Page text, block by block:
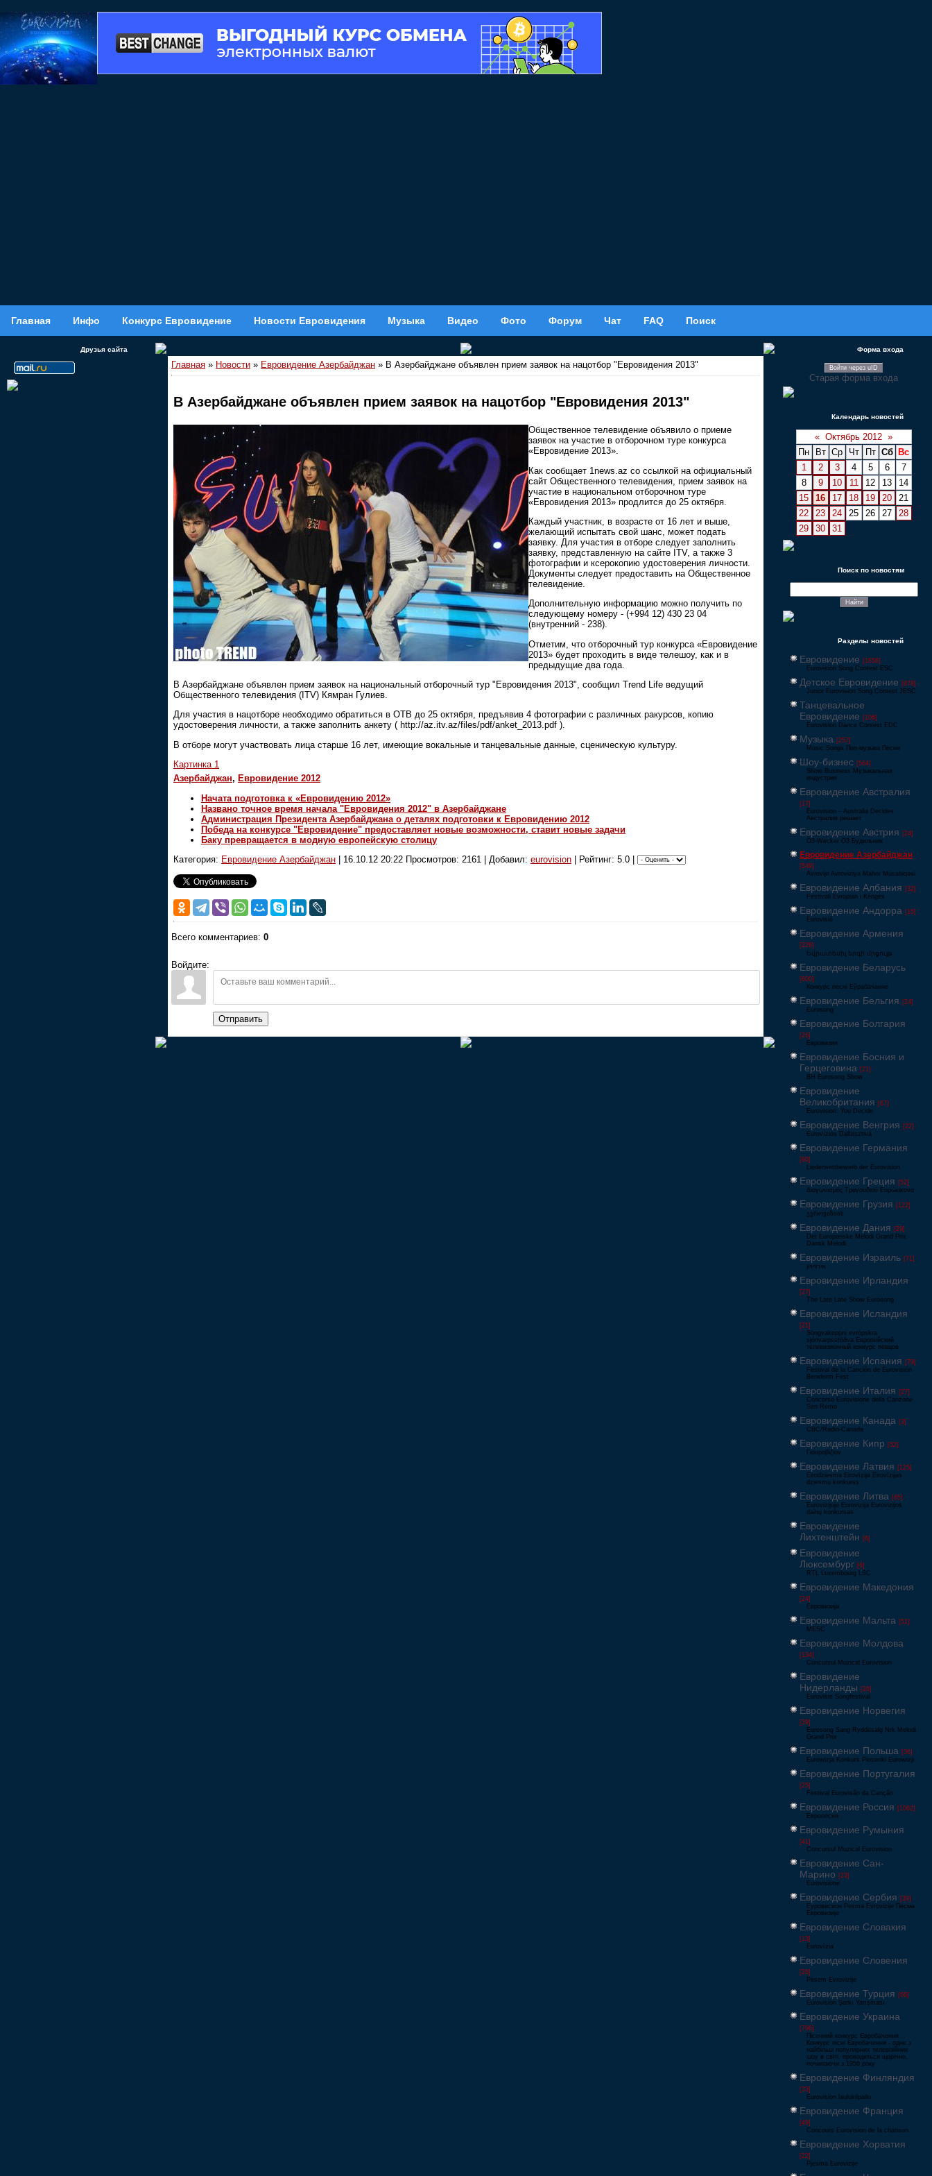
Главная Инфо Конкурс Евровидение Новости Евровидения Музыка Видео Фото Форум Чат FAQ Поиск
Друзья сайта
Главная » Новости » Евровидение Азербайджан » В Азербайджане объявлен прием заявок на нацотбор "Евровидения 2013"
В Азербайджане объявлен прием заявок на нацотбор "Евровидения 2013"
Общественное телевидение объявило о приеме
заявок на участие в отборочном туре конкурса
«Евровидение 2013».
Как сообщает 1news.az со ссылкой на официальный
сайт Общественного телевидения, прием заявок на
участие в национальном отборочном туре
«Евровидения 2013» продлится до 25 октября.
Каждый участник, в возрасте от 16 лет и выше,
желающий испытать свой шанс, может подать
заявку. Для участия в отборе следует заполнить
заявку, представленную на сайте ITV, а также 3
фотографии и ксерокопию удостоверения личности.
Документы следует предоставить на Общественное
телевидение.
Дополнительную информацию можно получить по
следующему номеру - (+994 12) 430 23 04
(внутренний - 238).
Отметим, что отборочный тур конкурса «Евровидение
2013» будет проходить в виде телешоу, как и в
предыдущие два года.
В Азербайджане объявлен прием заявок на национальный отборочный тур "Евровидения 2013", сообщил Trend Life ведущий
Общественного телевидения (ITV) Кямран Гулиев.
Для участия в нацотборе необходимо обратиться в ОТВ до 25 октября, предъявив 4 фотографии с различных ракурсов, копию
удостоверения личности, а также заполнить анкету ( http://az.itv.az/files/pdf/anket_2013.pdf ).
В отборе могут участвовать лица старше 16 лет, имеющие вокальные и танцевальные данные, сценическую культуру.
Картинка 1
Азербайджан, Евровидение 2012
Начата подготовка к «Евровидению 2012»
Названо точное время начала "Евровидения 2012" в Азербайджане
Администрация Президента Азербайджана о деталях подготовки к Евровидению 2012
Победа на конкурсе "Евровидение" предоставляет новые возможности, ставит новые задачи
Баку превращается в модную европейскую столицу
Категория: Евровидение Азербайджан 16.10.12 20:22 Просмотров: 2161 | Добавил: eurovision | Рейтинг: 5.0 |
Всего комментариев: 0
Войдите:
Отправить
Форма входа
Войти через uID
Старая форма входа
Календарь новостей
« Октябрь 2012 »
Пн
Вт Ср Чт Пт Сб
Вс
1
2 3 4 5 6
7
8
9 10 11 12 13
14
15
16 17 18 19 20
21
22
23 24 25 26 27
28
29
30 31
Поиск по новостям
Разделы новостей
Евровидение [1858]
Eurovision Song Contest ESC
Детское Евровидение [878]
Junior Eurovision Song Contest JESC
Танцевальное
Евровидение [106]
Eurovision Dance Contest EDC
Музыка [257]
Music Songs Поп-музыка Песни
Шоу-бизнес [564]
Show Business Музыкальная
индустрия
Евровидение Австралия
[17]
Eurovision – Australia Decides
Австралия решает
Евровидение Австрия [24]
Ö3-Wecker Ö3 Будильник
Евровидение Азербайджан
[549]
Avrovijn Avroviziya Mahnı Müsabiqəsi
Евровидение Албания [32]
Festivali Evropian i Këngës
Евровидение Андорра [15]
Eurovisió
Евровидение Армения
[228]
Եվրատեսիլ երգի մրցույթ
Евровидение Беларусь
[600]
Конкурс песні Еўрабачанне
Евровидение Бельгия [24]
Eurosong
Евровидение Болгария
[26]
Евровизия
Евровидение Босния и
Герцеговина [21]
BH Eurosong Show
Евровидение
Великобритания [67]
Eurovision: You Decide
Евровидение Венгрия [22]
Eurovíziós Dalfesztivá
Евровидение Германия
[80]
Liederwettbewerb der Eurovision
Евровидение Греция [52]
Διαγωνισμός Τραγουδιού Ευρώεικονα
Евровидение Грузия [122]
ევროვიზიის
Евровидение Дания [29]
Det Europæiske Melodi Grand Prix
Dansk Melodi
Евровидение Израиль [71]
‏אירוויזיון
Евровидение Ирландия
[27]
The Late Late Show Eurosong
Евровидение Исландия
[21]
Söngvakeppni evrópskra
sjónvarpsstöðva Европейский
телевизионный конкурс певцов
Евровидение Испания [79]
Festival de la Canción de Eurovisión
Benidorm Fest
Евровидение Италия [27]
Concorso Eurovisione della Canzone
San Remo
Евровидение Канада [3]
CBC/Radio-Canada
Евровидение Кипр [52]
Γιουροβίζιον
Евровидение Латвия [125]
Eirodziesma Eirovīzija Eirovīzijas
dziesmu konkurss
Евровидение Литва [65]
Eurovizijoje Eurovizija Eurovizijos
dainų konkursas
Евровидение
Лихтенштейн [6]
Евровидение
Люксембург [6]
RTL Luxembourg LSC
Евровидение Македония
[24]
Евровизија
Евровидение Мальта [51]
MESC
Евровидение Молдова
[134]
Concursul Muzical Eurovision
Евровидение
Нидерланды [26]
Eurovisie Songfestival
Евровидение Норвегия
[39]
Eurosong Sang Ryddesalg Nrk Melodi
Grand Prix
Евровидение Польша [36]
Eurowizja Konkurs Piosenki Eurowizji
Евровидение Португалия
[25]
Festival Eurovisão da Canção
Евровидение Россия [1062]
Европесня
Евровидение Румыния
[41]
Concursul Muzical Eurovision
Евровидение Сан-
Марино [23]
Eurovisione
Евровидение Сербия [39]
Еуровисион Pesma Evrovizije Песма
Евровизије
Евровидение Словакия
[13]
Eurovízia
Евровидение Словения
[26]
Pesem Evrovizije
Евровидение Турция [66]
Eurovision Şarkı Yarışması
Евровидение Украина
[796]
Пісенний конкурс Євробачення
Конкурс пісні Євробачення - одне з
найбільш популярних телевізійних
шоу в світі, проводиться щорічно,
починаючи з 1956 року
Евровидение Финляндия
[33]
Eurovision laulukilpailu
Евровидение Франция
[49]
Concours Eurovision de la chanson
Евровидение Хорватия
[22]
Pjesma Eurovizije